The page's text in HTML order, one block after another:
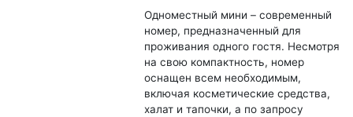
Одноместный мини – современный
номер, предназначенный для
проживания одного гостя. Несмотря
на свою компактность, номер
оснащен всем необходимым,
включая косметические средства,
халат и тапочки, а по запросу